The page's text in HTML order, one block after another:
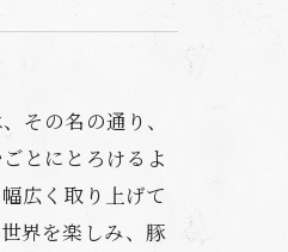
その名の通り、
とにとろけるよ
広く取り上げて
界を楽しみ、豚